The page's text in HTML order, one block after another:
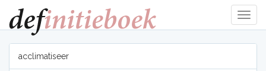
tonen
acclimatiseer